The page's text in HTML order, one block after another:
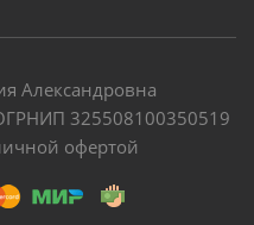
Александровна
325508100350519
офертой